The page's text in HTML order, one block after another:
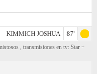
KIMMICH JOSHUA
87'
, transmisiones en tv: Star +